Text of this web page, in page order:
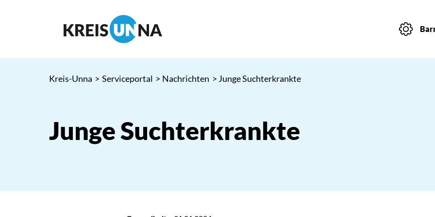
Kreis-Unna > Serviceportal > Nachrichten > Junge Suchterkrankte
Junge Suchterkrankte